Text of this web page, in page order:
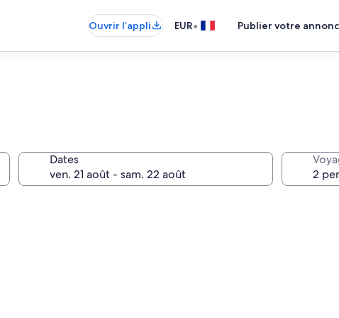
Ouvrir l’appli EUR• Publier votre
Dates